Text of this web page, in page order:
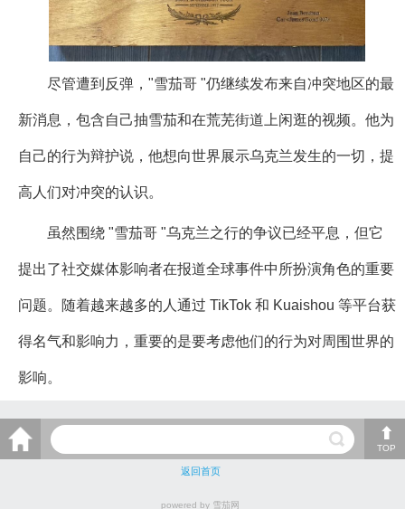
尽管遭到反弹，"雪茄哥 "仍继续发布来自冲突地区的最
新消息，包含自己抽雪茄和在荒芜街道上闲逛的视频。他为
自己的行为辩护说，他想向世界展示乌克兰发生的一切，提
高人们对冲突的认识。
虽然围绕 "雪茄哥 "乌克兰之行的争议已经平息，但它
提出了社交媒体影响者在报道全球事件中所扮演角色的重要
问题。随着越来越多的人通过 TikTok 和 Kuaishou 等平台获
得名气和影响力，重要的是要考虑他们的行为对周围世界的
影响。
TOP
返回首页
powered by 雪茄网